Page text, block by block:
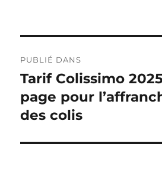
de
l’article
PUBLIÉ DANS
Tarif Colissimo
page pour
des colis